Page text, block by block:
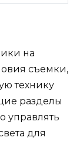
на
съемки,
технику
разделы
управлять
для